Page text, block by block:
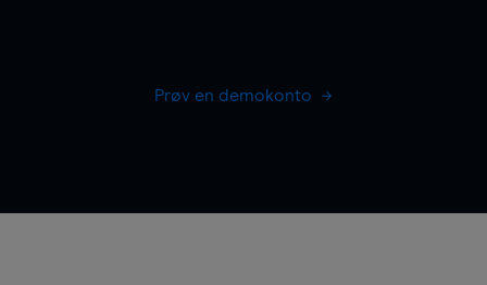
Prøv en demokonto